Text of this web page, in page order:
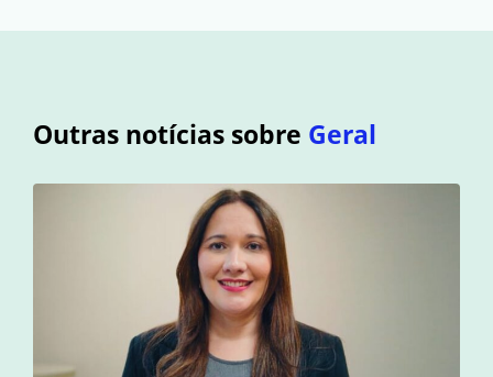
Outras notícias sobre Geral